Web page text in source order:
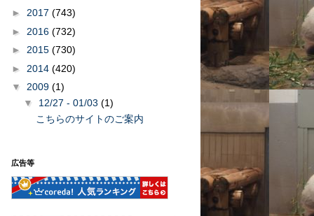
► 2017 (743)
► 2016 (732)
► 2015 (730)
► 2014 (420)
▼ 2009 (1)
▼ 12/27 - 01/03 (1)
こちらのサイトのご案内
広告等